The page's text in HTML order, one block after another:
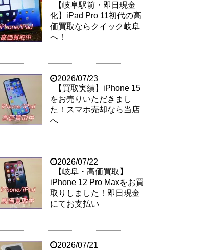
【岐阜駅前・即日現金
化】iPad Pro 11初代の高
価買取ならクイック岐阜
へ！
2026/07/23
【買取実績】iPhone 15
をお売りいただきまし
た！スマホ売却なら当店
へ
2026/07/22
【岐阜・高価買取】
iPhone 12 Pro Maxをお買
取りしました！即日現金
にてお支払い
2026/07/21